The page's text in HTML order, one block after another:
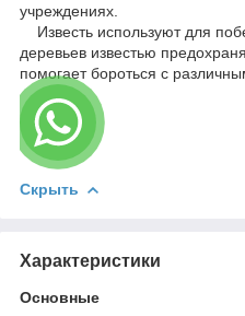
учреждениях.
Известь используют для
деревьев известью
помогает бороться с
Скрыть
Характеристики
Основные